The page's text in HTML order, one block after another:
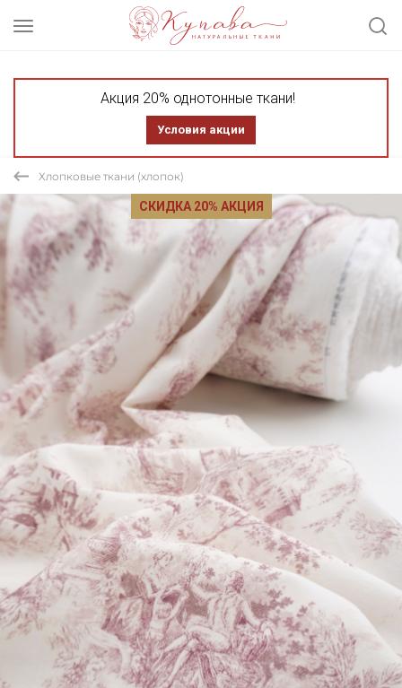
Акция 20% однотонные ткани!
Условия акции
Хлопковые ткани (хлопок)
СКИДКА 20% АКЦИЯ